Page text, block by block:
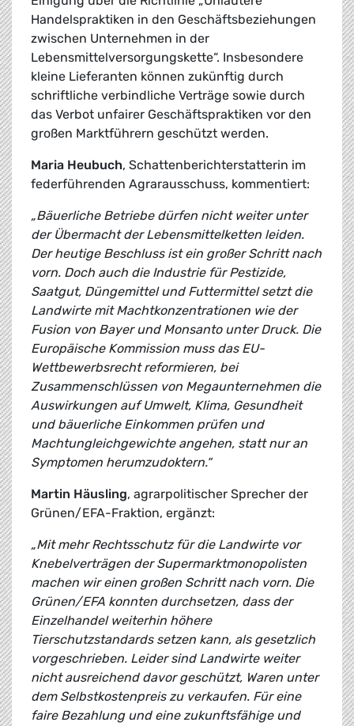
Handelspraktiken in den Geschäftsbeziehungen
zwischen Unternehmen in der
Lebensmittelversorgungskette“. Insbesondere
kleine Lieferanten können zukünftig durch
schriftliche verbindliche Verträge sowie durch
das Verbot unfairer Geschäftspraktiken vor den
großen Marktführern geschützt werden.
Maria Heubuch, Schattenberichterstatterin im
federführenden Agrarausschuss, kommentiert:
„Bäuerliche Betriebe dürfen nicht weiter unter
der Übermacht der Lebensmittelketten leiden.
Der heutige Beschluss ist ein großer Schritt nach
vorn. Doch auch die Industrie für Pestizide,
Saatgut, Düngemittel und Futtermittel setzt die
Landwirte mit Machtkonzentrationen wie der
Fusion von Bayer und Monsanto unter Druck. Die
Europäische Kommission muss das EU-
Wettbewerbsrecht reformieren, bei
Zusammenschlüssen von Megaunternehmen die
Auswirkungen auf Umwelt, Klima, Gesundheit
und bäuerliche Einkommen prüfen und
Machtungleichgewichte angehen, statt nur an
Symptomen herumzudoktern.“
Martin Häusling, agrarpolitischer Sprecher der
Grünen/EFA-Fraktion, ergänzt:
„Mit mehr Rechtsschutz für die Landwirte vor
Knebelverträgen der Supermarktmonopolisten
machen wir einen großen Schritt nach vorn. Die
Grünen/EFA konnten durchsetzen, dass der
Einzelhandel weiterhin höhere
Tierschutzstandards setzen kann, als gesetzlich
vorgeschrieben. Leider sind Landwirte weiter
nicht ausreichend davor geschützt, Waren unter
dem Selbstkostenpreis zu verkaufen. Für eine
faire Bezahlung und eine zukunftsfähige und